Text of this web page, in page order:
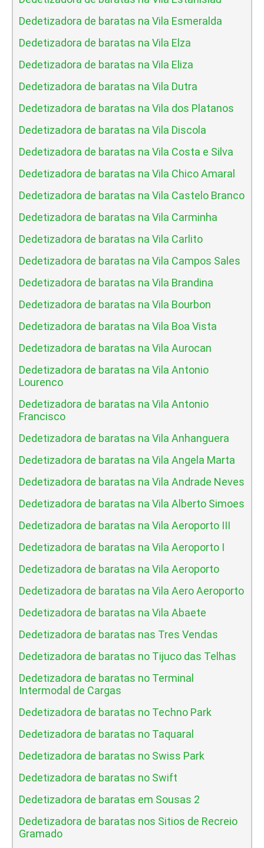
Dedetizadora de baratas na Vila Esmeralda
Dedetizadora de baratas na Vila Elza
Dedetizadora de baratas na Vila Eliza
Dedetizadora de baratas na Vila Dutra
Dedetizadora de baratas na Vila dos Platanos
Dedetizadora de baratas na Vila Discola
Dedetizadora de baratas na Vila Costa e Silva
Dedetizadora de baratas na Vila Chico Amaral
Dedetizadora de baratas na Vila Castelo Branco
Dedetizadora de baratas na Vila Carminha
Dedetizadora de baratas na Vila Carlito
Dedetizadora de baratas na Vila Campos Sales
Dedetizadora de baratas na Vila Brandina
Dedetizadora de baratas na Vila Bourbon
Dedetizadora de baratas na Vila Boa Vista
Dedetizadora de baratas na Vila Aurocan
Dedetizadora de baratas na Vila Antonio
Lourenco
Dedetizadora de baratas na Vila Antonio
Francisco
Dedetizadora de baratas na Vila Anhanguera
Dedetizadora de baratas na Vila Angela Marta
Dedetizadora de baratas na Vila Andrade Neves
Dedetizadora de baratas na Vila Alberto Simoes
Dedetizadora de baratas na Vila Aeroporto III
Dedetizadora de baratas na Vila Aeroporto I
Dedetizadora de baratas na Vila Aeroporto
Dedetizadora de baratas na Vila Aero Aeroporto
Dedetizadora de baratas na Vila Abaete
Dedetizadora de baratas nas Tres Vendas
Dedetizadora de baratas no Tijuco das Telhas
Dedetizadora de baratas no Terminal
Intermodal de Cargas
Dedetizadora de baratas no Techno Park
Dedetizadora de baratas no Taquaral
Dedetizadora de baratas no Swiss Park
Dedetizadora de baratas no Swift
Dedetizadora de baratas em Sousas 2
Dedetizadora de baratas nos Sitios de Recreio
Gramado